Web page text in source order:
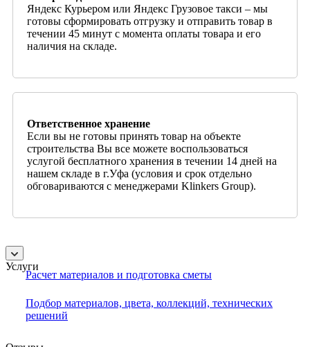
Яндекс Курьером или Яндекс Грузовое такси – мы
готовы сформировать отгрузку и отправить товар в
течении 45 минут с момента оплаты товара и его
наличия на складе.
Ответственное хранение
Если вы не готовы принять товар на объекте
строительства Вы все можете воспользоваться
услугой бесплатного хранения в течении 14 дней на
нашем складе в г.Уфа (условия и срок отдельно
обговариваются с менеджерами Klinkers Group).
Услуги
Расчет материалов и подготовка сметы
Подбор материалов, цвета, коллекций, технических
решений